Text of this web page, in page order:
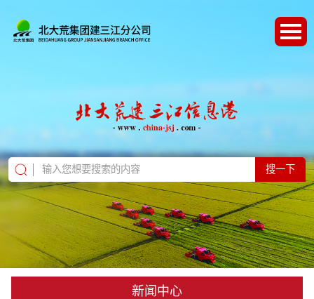
搜一下
新闻中心